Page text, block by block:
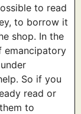
to read
to borrow it
shop. In the
emancipatory
So if you
read or
to